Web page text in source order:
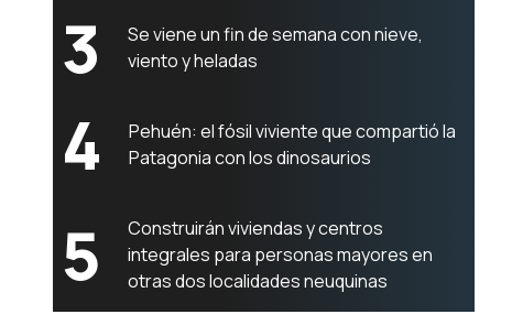
3
Se viene un fin de semana con nieve,
viento y heladas
4
Pehuén: el fósil viviente que compartió la
Patagonia con los dinosaurios
5
Construirán viviendas y centros
integrales para personas mayores en
otras dos localidades neuquinas